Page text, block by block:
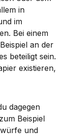
in
im
Bei einem
an der
beteiligt sein.
existieren,
dagegen
Beispiel
und